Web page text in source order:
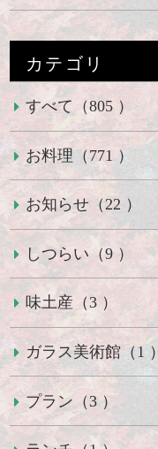
カテゴリ
すべて（805 ）
お料理（771 ）
お知らせ（22 ）
しつらい（9 ）
味土産（3 ）
ガラス美術館（1 ）
プラン（3 ）